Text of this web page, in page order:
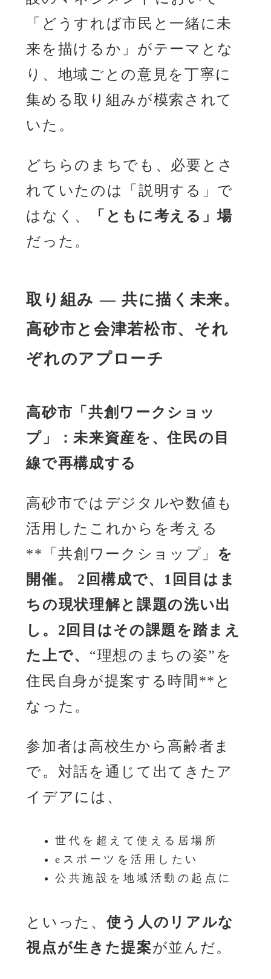
「どうすれば市民と一緒に未
来を描けるか」がテーマとな
り、地域ごとの意見を丁寧に
集める取り組みが模索されて
いた。
どちらのまちでも、必要とさ
れていたのは「説明する」で
はなく、
「ともに考える」場
だった。
取り組み ― 共に描く未来。
高砂市と会津若松市、それ
ぞれのアプローチ
高砂市「共創ワークショッ
プ」：未来資産を、住民の目
線で再構成する
高砂市ではデジタルや数値も
活用したこれからを考える
**「共創ワークショップ」 を
開催。 2回構成で、1回目はま
ちの現状理解と課題の洗い出
し。2回目はその課題を踏まえ
た上で、 “理想のまちの姿”を
住民自身が提案する時間**と
なった。
参加者は高校生から高齢者ま
で。対話を通じて出てきたア
イデアには、
世代を超えて使える居場所
eスポーツを活用したい
公共施設を地域活動の起点に
といった、使う人のリアルな
視点が生きた提案が並んだ。